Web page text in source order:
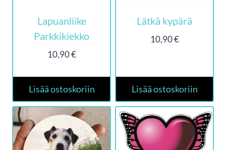
Lapuanliike
Parkkikiekko
10,90€
Lisää ostoskoriin
Lätkä kypärä
10,90€
Lisää ostoskoriin